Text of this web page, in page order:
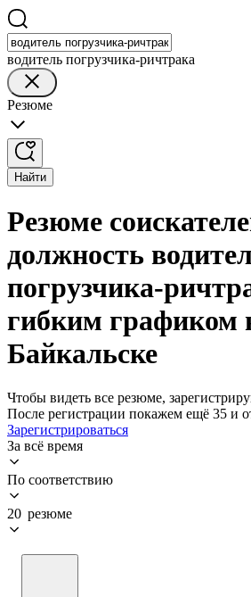
водитель погрузчика-ричтрака
Резюме
Найти
Резюме
должность
погрузчика-
гибким графиком
Байкальске
Чтобы видеть все резюме,
После регистрации покажем ещё 35 и
Зарегистрироваться
За всё время
По соответствию
20 резюме